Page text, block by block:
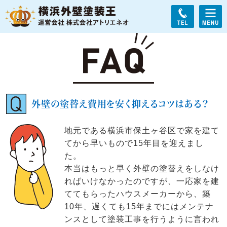
外壁の塗替え費用を安く抑えるコツはある？
地元である横浜市保土ヶ谷区で家を建て
てから早いもので15年目を迎えまし
た。
本当はもっと早く外壁の塗替えをしなけ
ればいけなかったのですが、一応家を建
ててもらったハウスメーカーから、築
10年、遅くても15年までにはメンテナ
ンスとして塗装工事を行うように言われ